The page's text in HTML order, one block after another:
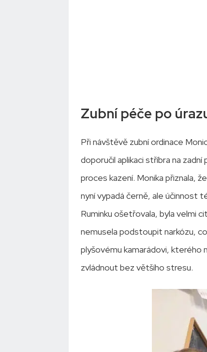
Zubní péče po
Při návštěvě zubní ordinace
doporučil aplikaci stříbra na
proces kazení. Monika přiznala,
nyní vypadá černě, ale účinnost
Ruminku ošetřovala, byla velmi
nemusela podstoupit narkózu,
plyšovému kamarádovi, kterého
zvládnout bez většího stresu.